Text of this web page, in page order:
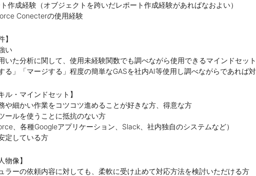
作成経験（オブジェクトを跨いだレポート作成経験があればなおよい）
Conecterの使用経験
】
い
いた分析に関して、使用未経験関数でも調べながら使用できるマインドセット
る」「マージする」程度の簡単なGASを社内AI等使用し調べながらであれば
ル・マインドセット】
や細かい作業をコツコツ進めることが好きな方、得意な方
ールを使うことに抵抗のない方
、各種Googleアプリケーション、Slack、社内独自のシステムなど）
定している方
物像】
ラーの依頼内容に対しても、柔軟に受け止めて対応方法を検討いただける方